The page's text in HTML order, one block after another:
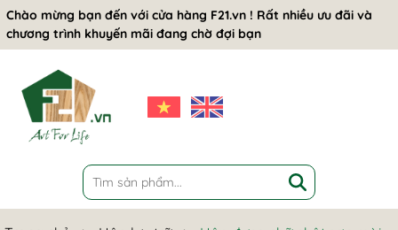
Chào mừng bạn đến với cửa hàng F21.vn ! Rất nhiều ưu đãi và
chương trình khuyến mãi đang chờ đợi bạn